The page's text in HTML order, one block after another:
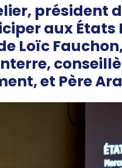
président
aux États
Loïc
et Père